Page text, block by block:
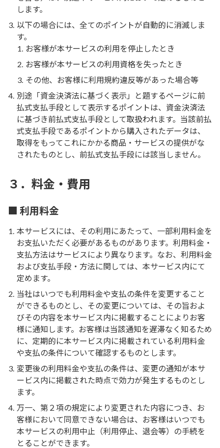
します。
以下の場合には、全てのポイントが自動的に消滅しま
す。
お客様が本サービスの利用を停止したとき
お客様が本サービスの利用資格を失ったとき
その他、お客様に利用規約違反等があった場合等
別途「資金決済法に基づく表示」と題するページに前
払式支払手段として表示するポイントは、資金決済法
に基づき前払式支払手段として取扱われます。当該前払
式支払手段であるポイントから購入されたデータは、
取得をもってこれにかかる商品・サービスの提供がな
されたものとし、前払式支払手段には該当しません。
３．料金・費用
■ 利用料金
本サービスには、その利用にあたって、一部利用料金を
お支払いただく必要があるものがあります。利用料金・
支払方法はサービスにより異なります。なお、利用料金
および支払手段・方法に関しては、本サービス内にて
定めます。
当社はいつでも利用料金や支払の条件を変更すること
ができるものとし、その変更については、その旨およ
びその内容を本サービス内に掲載することによりお客
様に通知します。お客様は当該通知を遅滞なく知るため
に、定期的に本サービス内に掲載されている利用料金
や支払の条件について確認するものとします。
変更後の利用料金や支払の条件は、変更の通知が本サ
ービス内に掲載された時点で効力が発生するものとし
ます。
万一、第２項の規定により変更された内容につき、お
客様において同意できない場合は、お客様はいつでも
本サービスの利用中止（利用停止、退会等）の手続を
とることができます。